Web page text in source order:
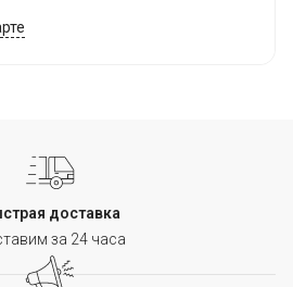
доставка
за 24 часа